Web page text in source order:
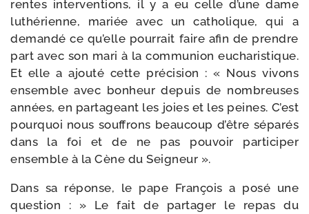
rentes inter­ven­tions, il y a eu celle d’une dame
luthé­rienne, mariée avec un catho­lique, qui a
deman­dé ce qu’elle pour­rait faire afin de prendre
part avec son mari à la com­mu­nion eucha­ris­tique.
Et elle a ajou­té cette pré­ci­sion : « Nous vivons
ensemble avec bon­heur depuis de nom­breuses
années, en par­ta­geant les joies et les peines. C’est
pour­quoi nous souf­frons beau­coup d’être sépa­rés
dans la foi et de ne pas pou­voir par­ti­ci­per
ensemble à la Cène du Seigneur ».
Dans sa réponse, le pape François a posé une
ques­tion : » Le fait de par­ta­ger le repas du